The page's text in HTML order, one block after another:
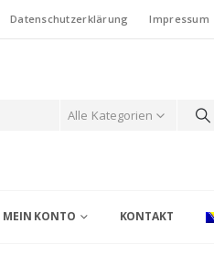
Datenschutzerklärung Impressum
Alle Kategorien
MEIN KONTO KONTAKT